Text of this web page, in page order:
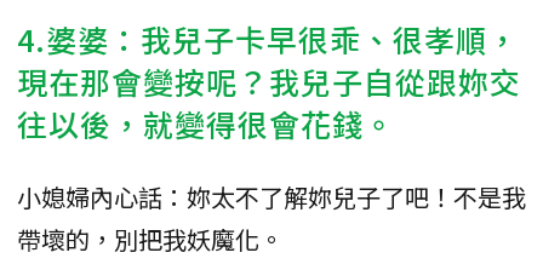
4.婆婆：我兒子卡早很乖、很孝順，
現在那會變按呢？我兒子自從跟妳交
往以後，就變得很會花錢。
小媳婦內心話：妳太不了解妳兒子了吧！不是我
帶壞的，別把我妖魔化。